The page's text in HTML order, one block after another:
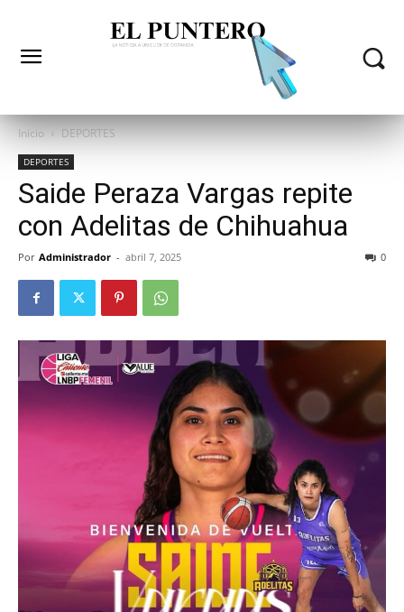
Inicio DEPORTES
DEPORTES
Saide Peraza Vargas repite
con Adelitas de Chihuahua
Por Administrador - abril 7, 2025 0